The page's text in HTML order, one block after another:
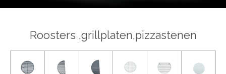
Roosters ,grillplaten,pizzastenen